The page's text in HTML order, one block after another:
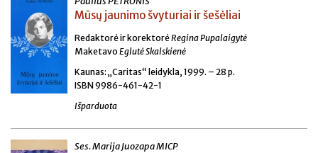
Mūsų jaunimo švyturiai ir šešėliai
Redaktorė ir korektorėRegina Pupalaigytė
Maketavo Eglutė Skalskienė
Kaunas: „Caritas“ leidykla, 1999. – 28 p.
ISBN 9986-461-42-1
Išparduota
Ses. Marija Juozapa MICP